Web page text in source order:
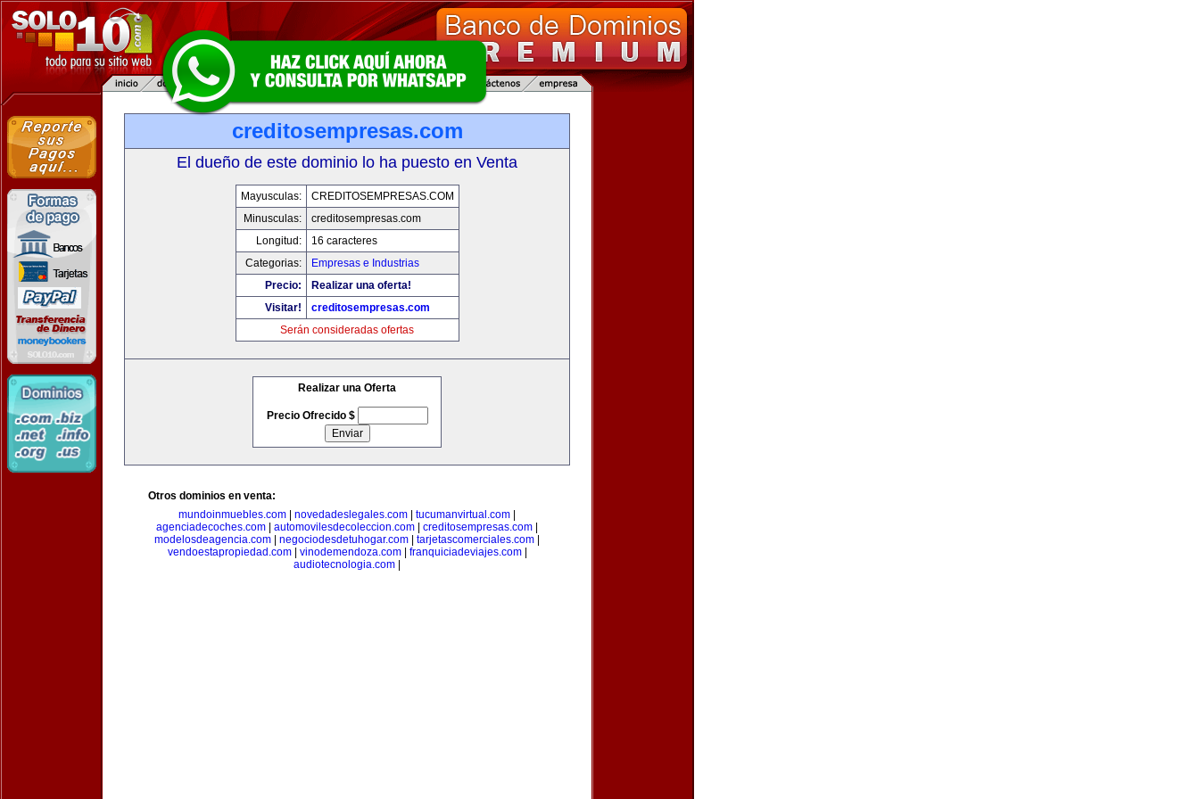
creditosempresas.com
El dueño de este dominio lo ha puesto en Venta
Mayusculas:
CREDITOSEMPRESAS.COM
Minusculas:
creditosempresas.com
Longitud:
16 caracteres
Categorias:
Empresas e Industrias
Precio:
Realizar una oferta!
Visitar!
creditosempresas.com
Serán consideradas ofertas
Realizar una Oferta
Precio Ofrecido $
Otros dominios en venta:
mundoinmuebles.com
novedadeslegales.com tucumanvirtual.com
agenciadecoches.com
automovilesdecoleccion.com creditosempresas.com
modelosdeagencia.com
negociodesdetuhogar.com tarjetascomerciales.com
vendoestapropiedad.com| vinodemendoza.com| franquiciadeviajes.com|
audiotecnologia.com